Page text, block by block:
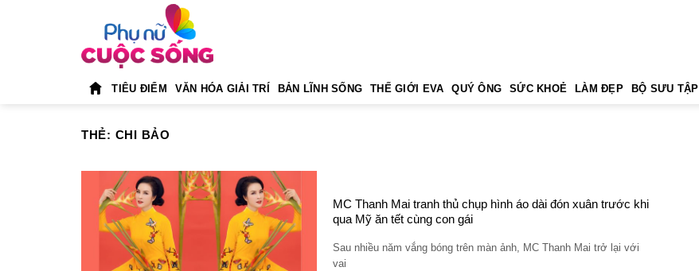
TIÊU ĐIỂM VĂN HÓA GIẢI TRÍ BẢN LĨNH SỐNG THẾ GIỚI EVA QUÝ ÔNG SỨC KHOẺ LÀM ĐẸP BỘ SƯU TẬP
THẺ: CHI BẢO
MC Thanh Mai tranh thủ chụp hình áo dài đón xuân trước khi
qua Mỹ ăn tết cùng con gái
Sau nhiều năm vắng bóng trên màn ảnh, MC Thanh Mai trở lại với
vai